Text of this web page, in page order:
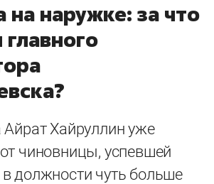
на наружке: за что
главного
Айрат Хайруллин уже
чиновницы, успевшей
в должности чуть больше